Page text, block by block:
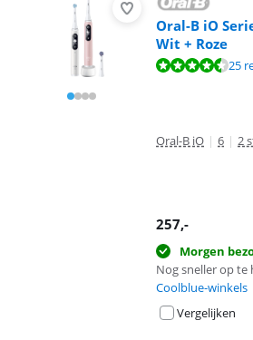
Oral-B iO
Wit + Roze
Beoordeling is 9,0 van de 10, gebaseerd op
25
Oral-B iO | 6 | 2
257,-
Morgen
Nog sneller op te
Coolblue-winkels
Vergelijken